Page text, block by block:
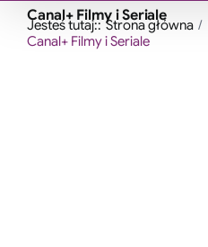
Canal+ Filmy i Seriale
Jesteś tutaj:: Strona główna
Canal+ Filmy i Seriale